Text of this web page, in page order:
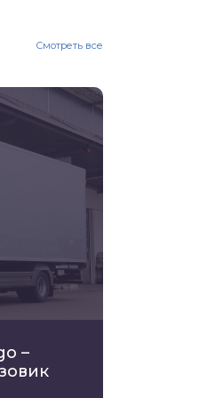
Смотреть все
–